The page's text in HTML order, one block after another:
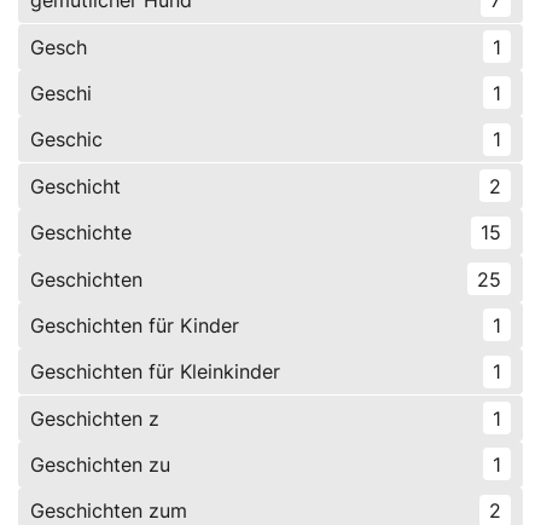
Gesch
1
Geschi
1
Geschic
1
Geschicht
2
Geschichte
15
Geschichten
25
Geschichten für Kinder
1
Geschichten für Kleinkinder
1
Geschichten z
1
Geschichten zu
1
Geschichten zum
2